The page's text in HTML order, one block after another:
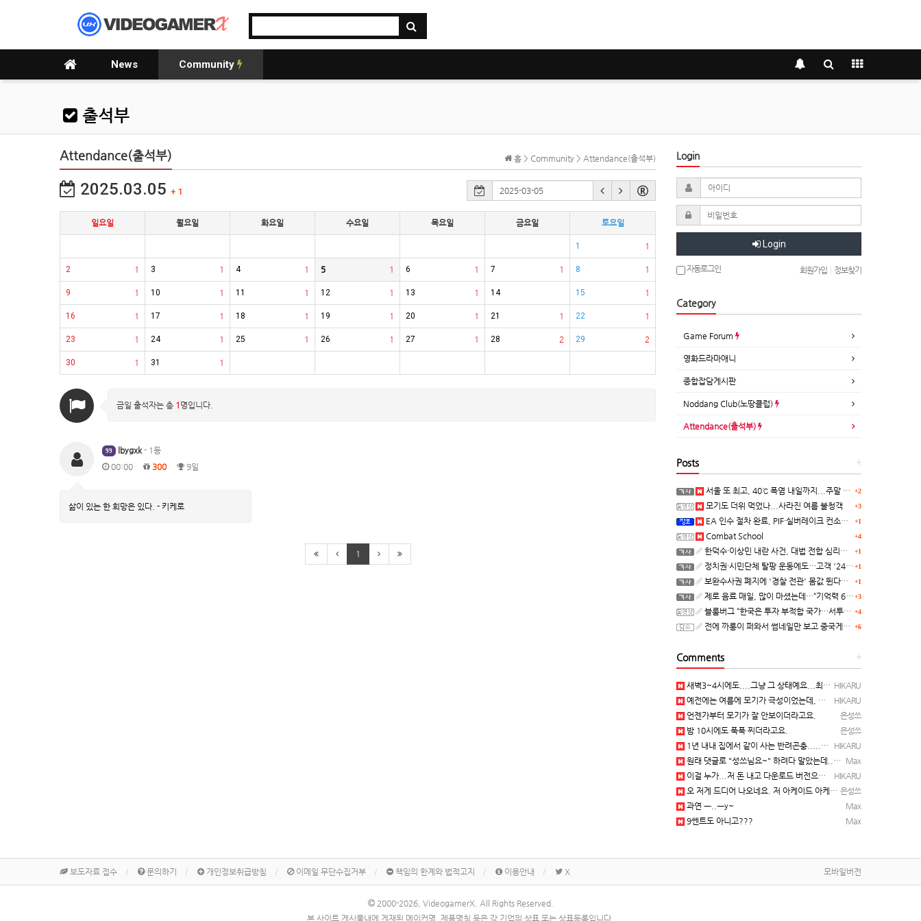
News Community
출석부
홈 > Community > Attendance(출석부)
Attendance(출석부)
2025.03.05 + 1
일요일 월요일 화요일 수요일 목요일 금요일 토요일
1
1
1
2 1
3 1
4 1
5 1
6 1
7 1
8
1
9 1
10 1
11 1
12 1
13 14 1
15
1
16 1
17 1
18 1
19 1
20 1
21 1
22
1
23 1
24 1
25 1
26 1
27 2
28 2
29
1
30 1
31
금일 출석자는 총 1 명입니다.
99 lbygxk - 1등
00:00
300 9일
삶이 있는 한 희망은 있다. - 키케로
1
Login
Login
자동로그인 회원가입 정보찾기
Category
Game Forum
영화드라마애니
종합잡담게시판
Noddang Club(노땅클럽)
Attendance(출석부)
+
Posts
+2
서울 또 최고, 40℃ 폭염 내일까지...주말 동쪽 비바람
+3
모기도 더위 먹었나...사라진 여름 불청객
+1
EA 인수 절차 완료, PIF·실버레이크 컨소시엄 산하 편입
+4
Combat School
+1
한덕수·이상민 내란 사건, 대법 전합 심리…"역사적 사법평가"(종합)
+1
정치권·시민단체 탈팡 운동에도…고객 '2470만명' 원상 회복, "고물가에 돌팡"
+1
보완수사권 폐지에 '경찰 전관' 몸값 뛴다…대형 로펌 영입전쟁
+3
제로 음료 매일, 많이 마셨는데…“기억력 62% 더 빨리 떨어진다
+4
블룸버그 “한국은 투자 부적합 국가…서투른 정책이 투자자에게 트라우마”
+6
전에 까롱이 퍼와서 썸네일만 보고 중국게임?으로 오해했던
+
Comments
HIKARU
새벽3~4시에도....그냥 그 상태예요...최근 1주일은....
HIKARU
예전에는 여름에 모기가 극성이었는데, 여름에는 안나오는 것 같은.....ㅎ ㅎ)
은성쓰
언젠가부터 모기가 잘 안보이더라고요.
은성쓰
밤 10시에도 푹푹 찌더라고요.
HIKARU
1년 내내 집에서 같이 사는 반려곤충.....이죠...
Max
원래 댓글로 "성쓰님요~" 하려다 말았는데... 본인 등판 ㅡ..ㅡy~
HIKARU
이걸 누가...저 돈 내고 다운로드 버전으로 하냐... 성쓰님이 계셨다!!!...
은성쓰
오 저게 드디어 나오네요. 저 아케이드 아케이브즈 게임 많이 샀는데요 ㅎㅎㅎ
Max
과연 ㅡ..ㅡy~
Max
9쎈트도 아니고???
보도자료 접수 문의하기 개인정보취급방침 이메일 무단수집거부 책임의 한계와 법적고지 이용안내 X 모바일버전
2000-2026, VideogamerX. All Rights Reserved.
본 사이트 게시물내에 게재된 메이커명, 제품명칭 등은 각 기업의 상표 또는 상표등록입니다.